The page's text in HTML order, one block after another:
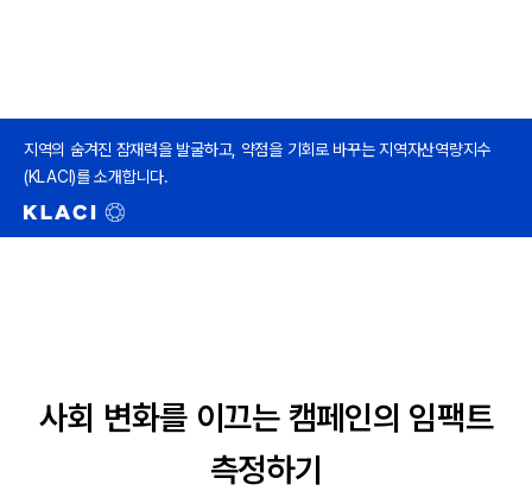
지역의 숨겨진 잠재력을 발굴하고, 약점을 기회로 바꾸는 지역자산역량지수
(KLACI)를 소개합니다.
사회 변화를 이끄는 캠페인의 임팩트
측정하기